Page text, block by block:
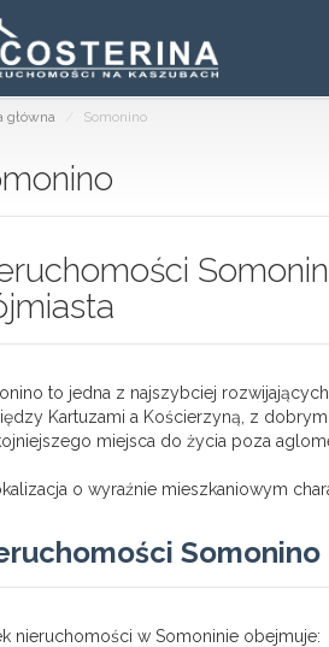
główna Somonino
to jedna z najszybciej
Kartuzami a Kościerzyną, z
miejsca do życia poza
o wyraźnie mieszkaniowym
nieruchomości w Somoninie obejmuje: